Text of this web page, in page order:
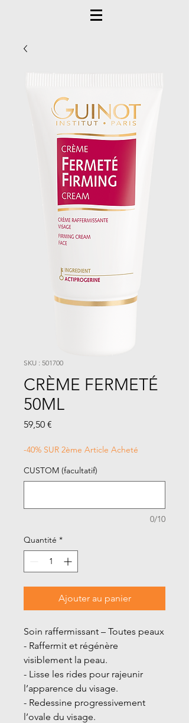
SKU : 501700
CRÈME FERMETÉ
50ML
59,50 €
-40% SUR 2ème Article Acheté
CUSTOM (facultatif)
0/10
Quantité *
Ajouter au panier
Soin raffermissant – Toutes peaux
- Raffermit et régénère
visiblement la peau.
- Lisse les rides pour rajeunir
l’apparence du visage.
- Redessine progressivement
l’ovale du visage.